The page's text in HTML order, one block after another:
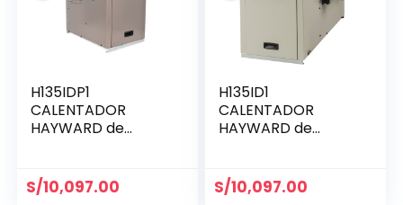
H135IDP1
CALENTADOR
HAYWARD de
S/10,097.00
H135ID1
CALENTADOR
HAYWARD de
transformador
S/10,097.00